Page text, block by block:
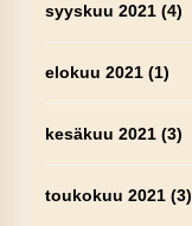
syyskuu 2021(4)
elokuu 2021(1)
kesäkuu 2021(3)
toukokuu 2021(3)